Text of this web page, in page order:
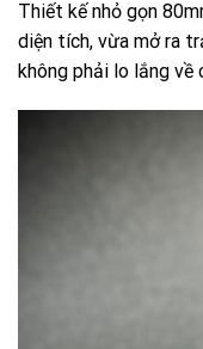
Thiết kế nhỏ gọn
diện tích, vừa mở ra
không phải lo lắng